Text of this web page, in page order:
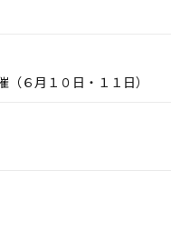
６月１０日・１１日）